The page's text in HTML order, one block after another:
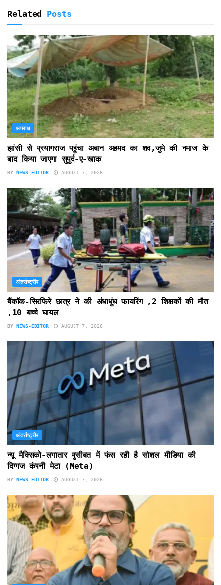
Related Posts
अपराध
झांसी से प्रयागराज पहुंचा अबान अहमद का शव,जुमे की नमाज के
बाद किया जाएगा सुपुर्द-ए-खाक
BY NEWS-EDITOR AUGUST 7, 2026
अंतर्राष्ट्रीय
बैंकॉक-सिरफिरे छात्र ने की अंधाधुंध फायरिंग ,2 शिक्षकों की मौत
,10 बच्चे घायल
BY NEWS-EDITOR AUGUST 7, 2026
अंतर्राष्ट्रीय
न्यू मैक्सिको-लगातार मुसीबत में फंस रही है सोशल मीडिया की
दिग्गज कंपनी मेटा (Meta)
BY NEWS-EDITOR AUGUST 7, 2026